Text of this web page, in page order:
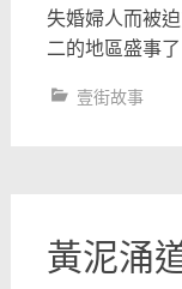
失婚婦人而被
二的地區盛事了
壹街故事
黃泥涌